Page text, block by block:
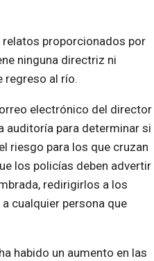
relatos proporcionados por
ninguna directriz ni
regreso al río.
electrónico del director
auditoría para determinar si
riesgo para los que cruzan
los policías deben advertir
redirigirlos a los
cualquier persona que
habido un aumento en las